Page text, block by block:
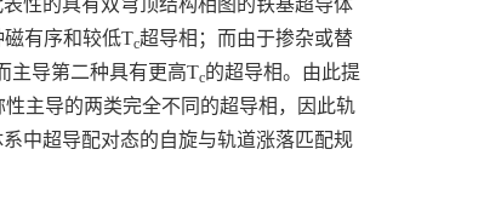
有序和较低Tc超导相；而由于掺杂或替
主导第二种具有更高Tc的超导相。由此提
性主导的两类完全不同的超导相，因此轨
中超导配对态的自旋与轨道涨落匹配规